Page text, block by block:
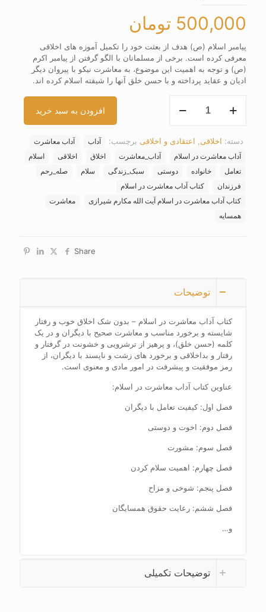
500,000 تومان
پیامبر اسلام (ص) هدف از بعثت خود را تکمیل آموزه های اخلاقی
معرفی کرده است. برخی از مسلمانان با الگو گرفتن از پیامبر اکرم
(ص) و توجه به اهمیت این موضوع، به معاشرت نیکو با پیروان دیگر
ادیان و عقاید پرداخته و با حسن خلق آنها را شیفته اسلام کرده اند.
آداب
اسلام
عدد
افزودن به سبد خرید
دسته: اخلاقی اعتقادی و اخلاقی برچسب: آداب
آداب معاشرت
آداب معاشرت در اسلام
آداب_معاشرت اخلاق اخلاقی
اسلام
تعامل
خانواده دوستی سبک_زندگی سلام
صله_رحم
فرزندان
کتاب آداب معاشرت در اسلام
کتاب آداب معاشرت در اسلام آیت الله مکارم شیرازی
معاشرت
همسایه
Share
توضیحات
کتاب آداب معاشرت در اسلام – بدون شک اخلاق خوب و رفتار
شایسته و برخورد مناسب و معاشرت صحیح با دیگران و در یک
کلمه (حسن خلق)، و پرهیز از ترشرویی و خشونت در گرفتار و
رفتار و بداخلاقی و برخورد های زشت و ناپسند با دیگران، از
رمز موفقیت و پیشرفت در امور مادی و معنوی است.
عناوین کتاب آداب معاشرت در اسلام:
فصل اول: کیفیت تعامل با دیگران
فصل دوم: اخوت و دوستی
فصل سوم: مشورت
فصل چهارم: اهمیت سلام کردن
فصل پنجم: شوخی و مزاح
فصل ششم: رعایت حقوق همسایگان
و…
توضیحات تکمیلی